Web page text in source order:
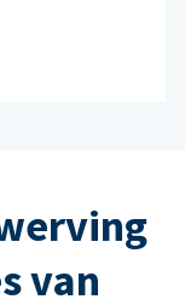
van